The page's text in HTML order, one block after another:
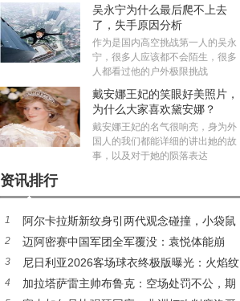
吴永宁为什么最后爬不上去
了，失手原因分析
作为是国内高空挑战第一人的吴永
宁，很多人应该都不会陌生，很多
人都看过他的户外极限挑战
戴安娜王妃的笑眼好美照片，
为什么大家喜欢黛安娜？
戴安娜王妃的名气很响亮，身为外
国人的我们都能详细的讲出她的故
事，以及对于她的陨落表达
资讯排行
1
阿尔卡拉斯新纹身引两代观念碰撞，小袋鼠
成荣耀新印记
2
迈阿密赛中国军团全军覆没：袁悦体能崩
盘，布云朝克特错失历史会师
3
尼日利亚2026客场球衣终极版曝光：火焰纹
路引爆收藏热潮
4
加拉塔萨雷主帅布鲁克：空场处罚不公，期